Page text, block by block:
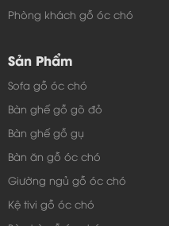
Phòng khách gỗ óc chó
Sản Phẩm
Sofa gỗ óc chó
Bàn ghế gỗ gõ đỏ
Bàn ghế gỗ gụ
Bàn ăn gỗ óc chó
Giường ngủ gỗ óc chó
Kệ tivi gỗ óc chó